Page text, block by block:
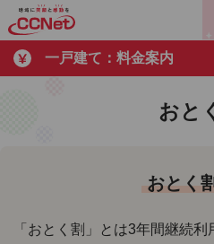
一戸建て：料金案内
おと
おとく
「おとく割」とは3年間継続